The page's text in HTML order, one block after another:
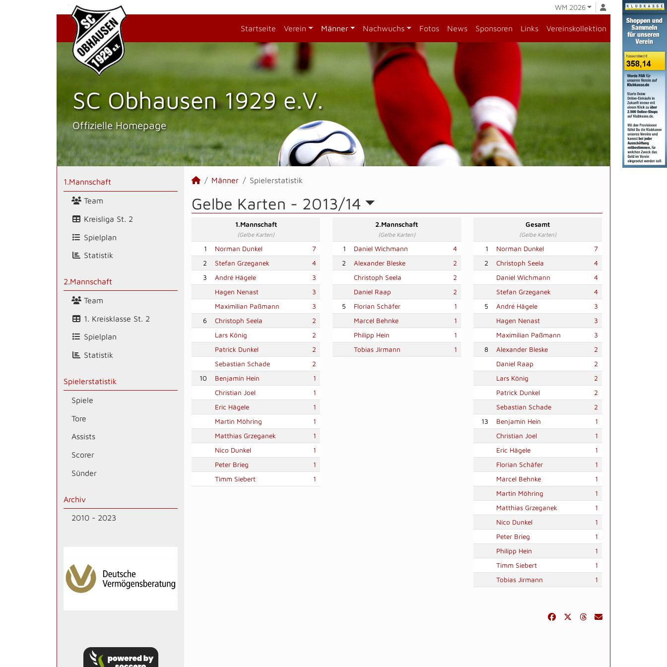
WM 2026
Startseite Verein Männer Nachwuchs Fotos News Sponsoren Links Vereinskollektion
SC Obhausen 1929 e.V.
Offizielle Homepage
1.Mannschaft
Team
Kreisliga St. 2
Spielplan
Statistik
2.Mannschaft
Team
1. Kreisklasse St. 2
Spielplan
Statistik
Spielerstatistik
Spiele
Tore
Assists
Scorer
Sünder
Archiv
2010 - 2023
Männer Spielerstatistik
Gelbe Karten - 2013/14
1.Mannschaft
(Gelbe Karten)
1 Norman Dunkel
7
2
Stefan Grzeganek
4
3
André Hägele
3
Hagen Nenast
3
Maximilian Paßmann
3
6
Christoph Seela
2
Lars König
2
Patrick Dunkel
2
Sebastian Schade
2
10
Benjamin Hein
1
Christian Joel
1
Eric Hägele
1
Martin Möhring
1
Matthias Grzeganek
1
Nico Dunkel
1
Peter Brieg
1
Timm Siebert
1
2.Mannschaft
(Gelbe Karten)
1 Daniel Wichmann
4
2
Alexander Bleske
2
Christoph Seela
2
Daniel Raap
2
5
Florian Schäfer
1
Marcel Behnke
1
Philipp Hein
1
Tobias Jirmann
1
Gesamt
(Gelbe Karten)
1 Norman Dunkel
7
2
Christoph Seela
4
Daniel Wichmann
4
Stefan Grzeganek
4
5
André Hägele
3
Hagen Nenast
3
Maximilian Paßmann
3
8
Alexander Bleske
2
Daniel Raap
2
Lars König
2
Patrick Dunkel
2
Sebastian Schade
2
13
Benjamin Hein
1
Christian Joel
1
Eric Hägele
1
Florian Schäfer
1
Marcel Behnke
1
Martin Möhring
1
Matthias Grzeganek
1
Nico Dunkel
1
Peter Brieg
1
Philipp Hein
1
Timm Siebert
1
Tobias Jirmann
1